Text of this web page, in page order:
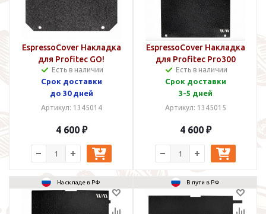
EspressoCover Накладка
для Profitec GO!
Есть в наличии
Срок доставки
до 30 дней
Артикул: 1345014
4 600 ₽
EspressoCover Накладка
для Profitec Pro300
Есть в наличии
Срок доставки
3-5 дней
Артикул: 1345015
4 600 ₽
На складе в РФ В пути в РФ